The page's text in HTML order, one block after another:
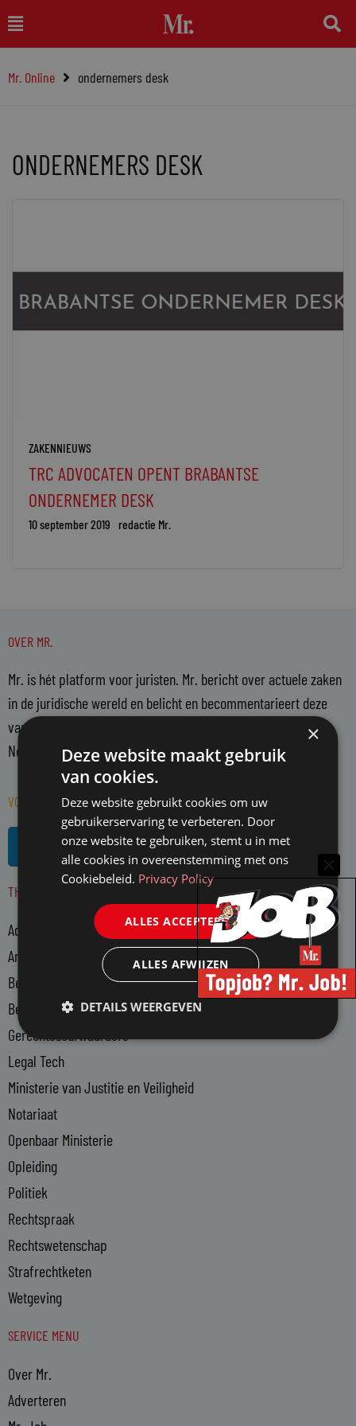
naar
inhoud
Main
Menu
Mr. Online ondernemers desk
ONDERNEMERS DESK
ZAKENNIEUWS
TRC ADVOCATEN OPENT BRABANTSE
ONDERNEMER DESK
10 september 2019 redactie Mr.
OVER MR.
Mr. is hét platform voor juristen. Mr. bericht over actuele zaken
in de juridische wereld en belicht en becommentarieert deze
vanuit een onafhankelijke positie. Mr. richt zich op alle in
Nederland actieve juristen en WO-rechtenstudenten.
VOLG MR. OP SOCIAL MEDIA
n
R
s
s
THEMA'S
Advocatuur
Arbeidsmarkt
Bedrijfsjuristen
Bedrijfsvoering
Gerechtsdeurwaarders
Legal Tech
Ministerie van Justitie en Veiligheid
Notariaat
Openbaar Ministerie
Opleiding
Politiek
Rechtspraak
Rechtswetenschap
Strafrechtketen
Wetgeving
SERVICE MENU
Over Mr.
Adverteren
×
Deze website maakt gebruik
van cookies.
Deze website gebruikt cookies om uw
gebruikerservaring te verbeteren. Door
onze website te gebruiken, stemt u in met
alle cookies in overeenstemming met ons
Cookiebeleid. Privacy Policy
ALLES ACCEPTEREN
ALLES AFWIJZEN
DETAILS WEERGEVEN